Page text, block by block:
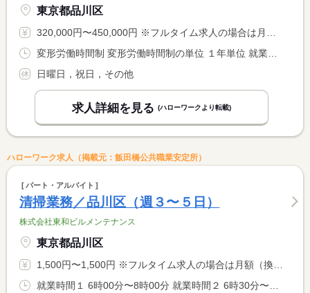
東京都品川区
320,000円〜450,000円 ※フルタイム求人の場合は月額（換算額）、パート求人の場合は時間額を表示しています。
日曜日，祝日，その他
求人詳細を見る (ハローワークより転載)
ハローワーク求人（掲載元：飯田橋公共職業安定所）
パート・アルバイト
清掃業務／品川区（週３〜５日）
株式会社東和ビルメンテナンス
東京都品川区
1,500円〜1,500円 ※フルタイム求人の場合は月額（換算額）、パート求人の場合は時間額を表示しています。